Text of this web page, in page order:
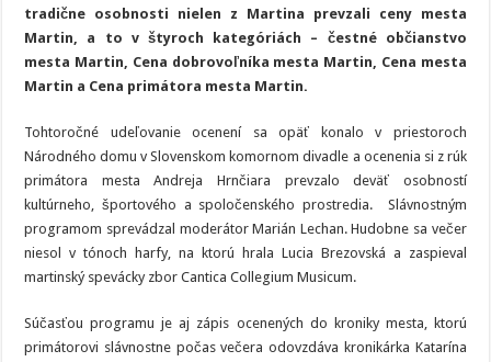
deväť
osobností
tradične osobnosti nielen z Martina prevzali ceny mesta
Martin, a to v štyroch kategóriách – čestné občianstvo
mesta Martin, Cena dobrovoľníka mesta Martin, Cena mesta
Martin a Cena primátora mesta Martin.
Tohtoročné udeľovanie ocenení sa opäť konalo v priestoroch
Národného domu v Slovenskom komornom divadle a ocenenia si z rúk
primátora mesta Andreja Hrnčiara prevzalo deväť osobností
kultúrneho, športového a spoločenského prostredia. Slávnostným
programom sprevádzal moderátor Marián Lechan. Hudobne sa večer
niesol v tónoch harfy, na ktorú hrala Lucia Brezovská a zaspieval
martinský spevácky zbor Cantica Collegium Musicum.
Súčasťou programu je aj zápis ocenených do kroniky mesta, ktorú
primátorovi slávnostne počas večera odovzdáva kronikárka Katarína